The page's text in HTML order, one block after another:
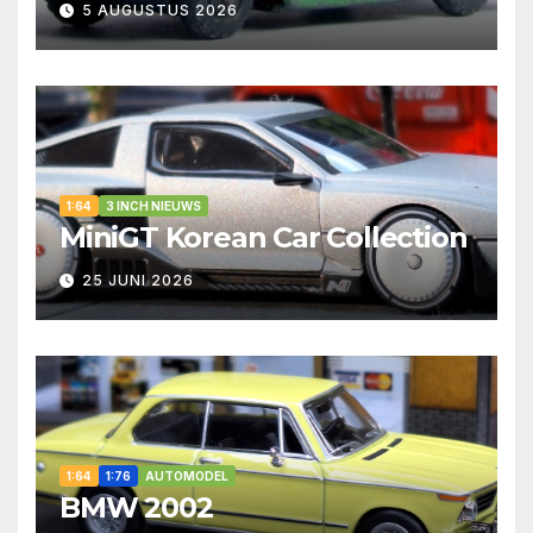
5 AUGUSTUS 2026
1:64 3 INCH NIEUWS
MiniGT Korean Car Collection
25 JUNI 2026
1:64 1:76 AUTOMODEL
BMW 2002